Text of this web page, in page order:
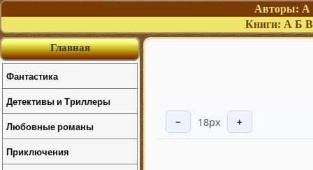
Авторы: А
Книги: А Б В
− 18px +
Главная
Фантастика
Детективы и Триллеры
Любовные романы
Приключения